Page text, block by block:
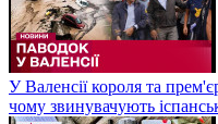
У Валенсії короля та
чому звинувачують